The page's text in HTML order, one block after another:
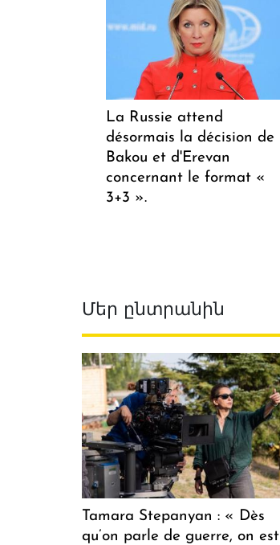
La Russie attend
désormais la décision de
Bakou et d'Erevan
concernant le format «
3+3 ».
Մեր ընտրանին
Tamara Stepanyan : « Dès
qu’on parle de guerre, on est